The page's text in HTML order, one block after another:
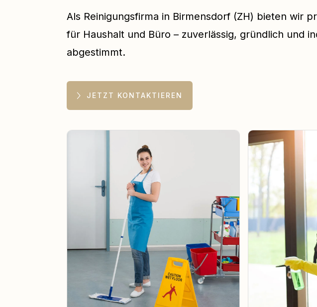
Als Reinigungsfirma in Birmensdorf (ZH) bieten wir
für Haushalt und Büro – zuverlässig, gründlich und
abgestimmt.
JETZT KONTAKTIEREN